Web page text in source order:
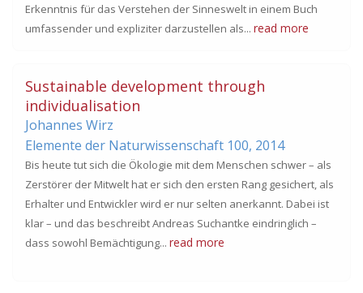
Erkenntnis für das Verstehen der Sinneswelt in einem Buch
umfassender und expliziter darzustellen als... read more
Sustainable development through
individualisation
Johannes Wirz
Elemente der Naturwissenschaft 100, 2014
Bis heute tut sich die Ökologie mit dem Menschen schwer – als
Zerstörer der Mitwelt hat er sich den ersten Rang gesichert, als
Erhalter und Entwickler wird er nur selten anerkannt. Dabei ist
klar – und das beschreibt Andreas Suchantke eindringlich –
dass sowohl Bemächtigung... read more